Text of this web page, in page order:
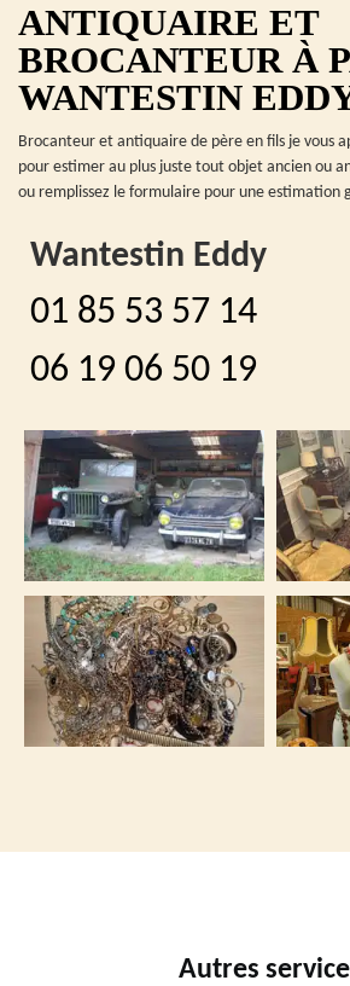
ANTIQUAIRE ET
BROCANTEUR À
WANTESTIN
Brocanteur et antiquaire de père en fils je vous
pour estimer au plus juste tout objet ancien ou
ou remplissez le formulaire pour une estimation
Wantestin Eddy
01 85 53 57 14
06 19 06 50 19
Autres